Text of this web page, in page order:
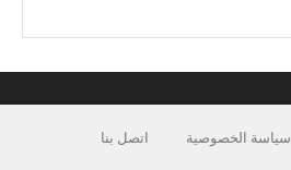
سياسة الخصوصية اتصل بنا